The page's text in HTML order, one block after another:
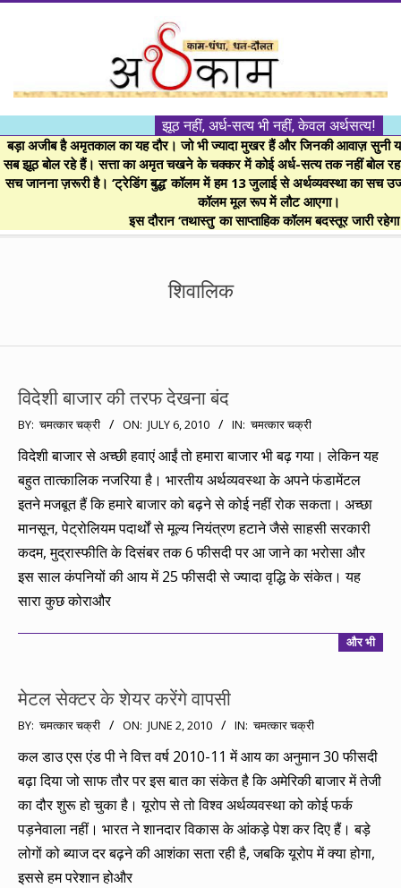
।।
अर्थकाम।।
BE
FINANCIALLY
झूठ नहीं, अर्ध-सत्य भी नहीं, केवल अर्थसत्य!
बड़ा अजीब है अमृतकाल का यह दौर। जो भी ज्यादा मुखर हैं और जिनकी आवाज़ सुनी
सब झूठ बोल रहे हैं। सत्ता का अमृत चखने के चक्कर में कोई अर्ध-सत्य तक नहीं बोल
सच जानना ज़रूरी है। ‘ट्रेडिंग बुद्ध’ कॉलम में हम 13 जुलाई से अर्थव्यवस्था का सच
कॉलम मूल रूप में लौट आएगा।
इस दौरान ‘तथास्तु’ का साप्ताहिक कॉलम बदस्तूर जारी
शिवालिक
विदेशी बाजार की तरफ देखना बंद
2010-
07-
BY: चमत्कार चक्री ON: JULY 6, 2010 IN: चमत्कार चक्री
विदेशी बाजार से अच्छी हवाएं आईं तो हमारा बाजार भी बढ़ गया। लेकिन यह
बहुत तात्कालिक नजरिया है। भारतीय अर्थव्यवस्था के अपने फंडामेंटल
इतने मजबूत हैं कि हमारे बाजार को बढ़ने से कोई नहीं रोक सकता। अच्छा
मानसून, पेट्रोलियम पदार्थों से मूल्य नियंत्रण हटाने जैसे साहसी सरकारी
कदम, मुद्रास्फीति के दिसंबर तक 6 फीसदी पर आ जाने का भरोसा और
इस साल कंपनियों की आय में 25 फीसदी से ज्यादा वृद्धि के संकेत। यह
सारा कुछ कोराऔर
और भी
मेटल सेक्टर के शेयर करेंगे वापसी
2010-
BY: चमत्कार चक्री ON: JUNE 2, 2010 IN: चमत्कार चक्री
कल डाउ एस एंड पी ने वित्त वर्ष 2010-11 में आय का अनुमान 30 फीसदी
बढ़ा दिया जो साफ तौर पर इस बात का संकेत है कि अमेरिकी बाजार में तेजी
का दौर शुरू हो चुका है। यूरोप से तो विश्व अर्थव्यवस्था को कोई फर्क
पड़नेवाला नहीं। भारत ने शानदार विकास के आंकड़े पेश कर दिए हैं। बड़े
लोगों को ब्याज दर बढ़ने की आशंका सता रही है, जबकि यूरोप में क्या होगा,
इससे हम परेशान होऔर